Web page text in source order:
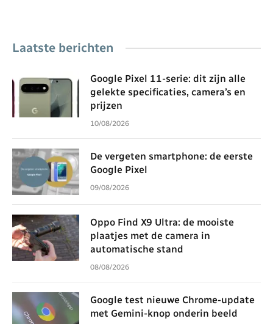
Laatste berichten
Google Pixel 11-serie: dit zijn alle
gelekte specificaties, camera’s en
prijzen
10/08/2026
De vergeten smartphone: de eerste
Google Pixel
09/08/2026
Oppo Find X9 Ultra: de mooiste
plaatjes met de camera in
automatische stand
08/08/2026
Google test nieuwe Chrome-update
met Gemini-knop onderin beeld